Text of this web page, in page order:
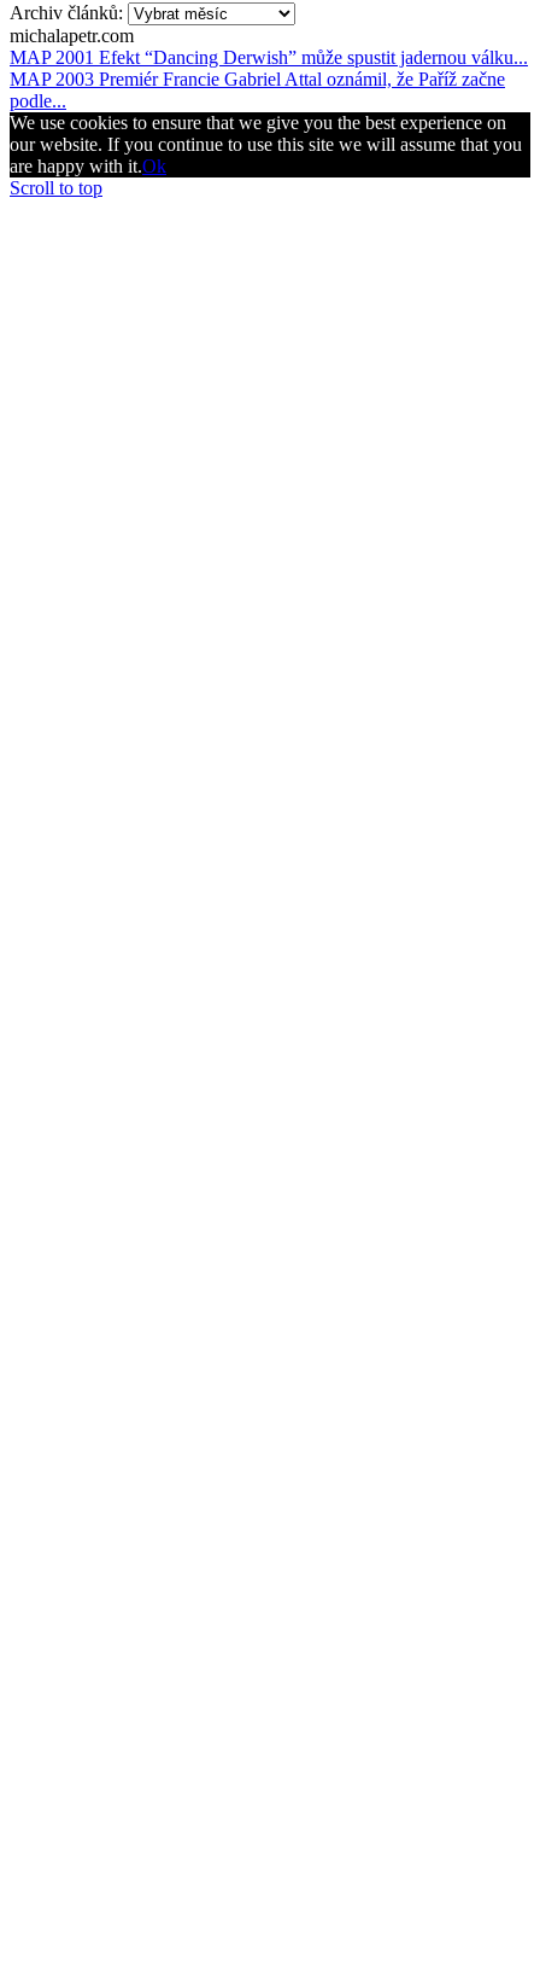
Archiv článků:
michalapetr.com
MAP 2001 Efekt “Dancing Derwish” může spustit jadernou válku...
MAP 2003 Premiér Francie Gabriel Attal oznámil, že Paříž začne
podle...
We use cookies to ensure that we give you the best experience on
our website. If you continue to use this site we will assume that you
are happy with it.Ok
Scroll to top